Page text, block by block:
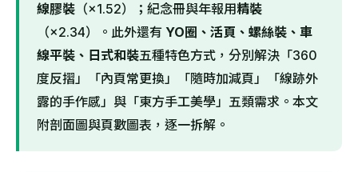
線膠裝 （×1.52）；紀念冊與年報用精裝
（×2.34）。此外還有 YO圈、活頁、螺絲裝、車
線平裝、日式和裝五種特色方式，分別解決「360
度反摺」「內頁常更換」「隨時加減頁」「線跡外
露的手作感」與「東方手工美學」五類需求。本文
附剖面圖與頁數圖表，逐一拆解。